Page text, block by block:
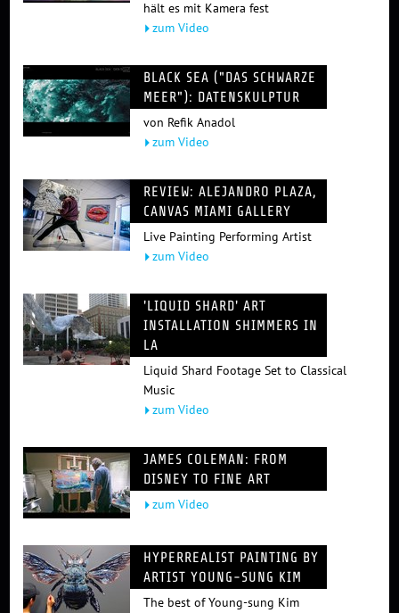
hält es mit Kamera fest
zum Video
BLACK SEA ("DAS SCHWARZE
MEER"): DATENSKULPTUR
von Refik Anadol
zum Video
REVIEW: ALEJANDRO PLAZA,
CANVAS MIAMI GALLERY
Live Painting Performing Artist
zum Video
'LIQUID SHARD' ART
INSTALLATION SHIMMERS IN
LA
Liquid Shard Footage Set to Classical
Music
zum Video
JAMES COLEMAN: FROM
DISNEY TO FINE ART
zum Video
HYPERREALIST PAINTING BY
ARTIST YOUNG-SUNG KIM
The best of Young-sung Kim